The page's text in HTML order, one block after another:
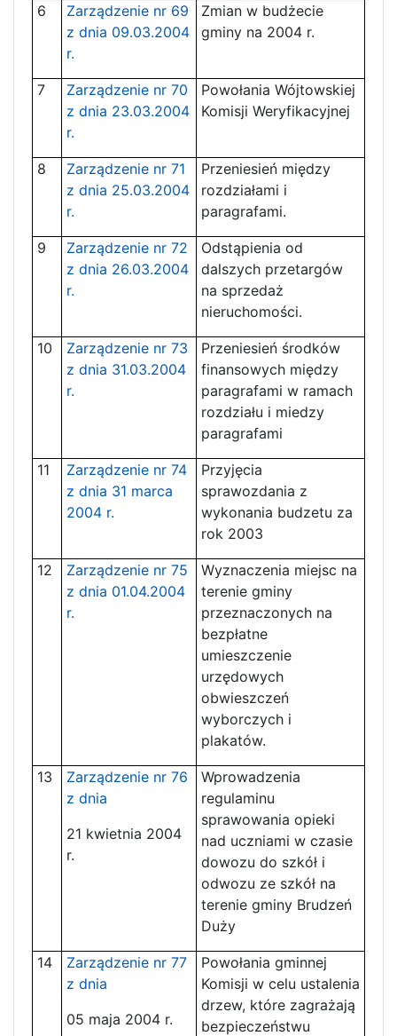
6
Zarządzenie nr 69
z dnia 09.03.2004
r.
Zmian w budżecie
gminy na 2004 r.
7
Zarządzenie nr 70
z dnia 23.03.2004
r.
Powołania Wójtowskiej
Komisji Weryfikacyjnej
8
Zarządzenie nr 71
z dnia 25.03.2004
r.
Przeniesień między
rozdziałami i
paragrafami.
9
Zarządzenie nr 72
z dnia 26.03.2004
r.
Odstąpienia od
dalszych przetargów
na sprzedaż
nieruchomości.
10
Zarządzenie nr 73
z dnia 31.03.2004
r.
Przeniesień środków
finansowych między
paragrafami w ramach
rozdziału i miedzy
paragrafami
11
Zarządzenie nr 74
z dnia 31 marca
2004 r.
Przyjęcia
sprawozdania z
wykonania budzetu za
rok 2003
12
Zarządzenie nr 75
z dnia 01.04.2004
r.
Wyznaczenia miejsc na
terenie gminy
przeznaczonych na
bezpłatne
umieszczenie
urzędowych
obwieszczeń
wyborczych i
plakatów.
13
Zarządzenie nr 76
z dnia
21 kwietnia 2004
r.
Wprowadzenia
regulaminu
sprawowania opieki
nad uczniami w czasie
dowozu do szkół i
odwozu ze szkół na
terenie gminy Brudzeń
Duży
14
Zarządzenie nr 77
z dnia
05 maja 2004 r.
Powołania gminnej
Komisji w celu ustalenia
drzew, które zagrażają
bezpieczeństwu